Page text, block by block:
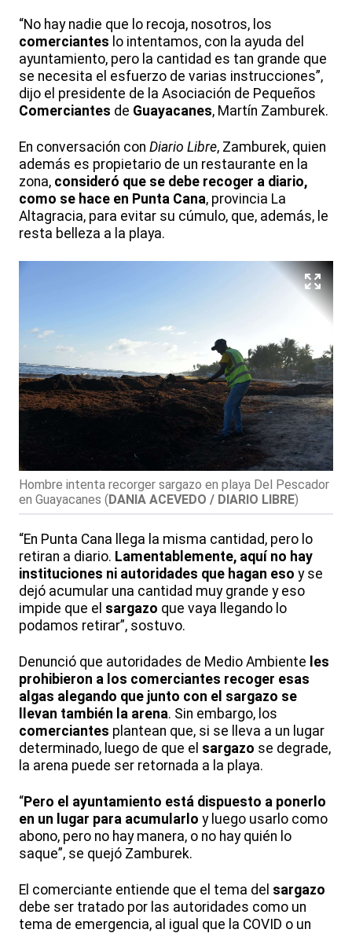
“No hay nadie que lo recoja, nosotros, los
comerciantes lo intentamos, con la ayuda del
ayuntamiento, pero la cantidad es tan grande que
se necesita el esfuerzo de varias instrucciones”,
dijo el presidente de la Asociación de Pequeños
Comerciantes de Guayacanes, Martín Zamburek.
En conversación con Diario Libre, Zamburek, quien
además es propietario de un restaurante en la
zona, consideró que se debe recoger a diario,
como se hace en Punta Cana, provincia La
Altagracia, para evitar su cúmulo, que, además, le
resta belleza a la playa.
Hombre intenta recorger sargazo en playa Del Pescador
en Guayacanes (DANIA ACEVEDO / DIARIO LIBRE)
“En Punta Cana llega la misma cantidad, pero lo
retiran a diario. Lamentablemente, aquí no hay
instituciones ni autoridades que hagan eso y se
dejó acumular una cantidad muy grande y eso
impide que el sargazo que vaya llegando lo
podamos retirar”, sostuvo.
Denunció que autoridades de Medio Ambiente les
prohibieron a los comerciantes recoger esas
algas alegando que junto con el sargazo se
llevan también la arena. Sin embargo, los
comerciantes plantean que, si se lleva a un lugar
determinado, luego de que el sargazo se degrade,
la arena puede ser retornada a la playa.
“Pero el ayuntamiento está dispuesto a ponerlo
en un lugar para acumularlo y luego usarlo como
abono, pero no hay manera, o no hay quién lo
saque”, se quejó Zamburek.
El comerciante entiende que el tema del sargazo
debe ser tratado por las autoridades como un
tema de emergencia, al igual que la COVID o un